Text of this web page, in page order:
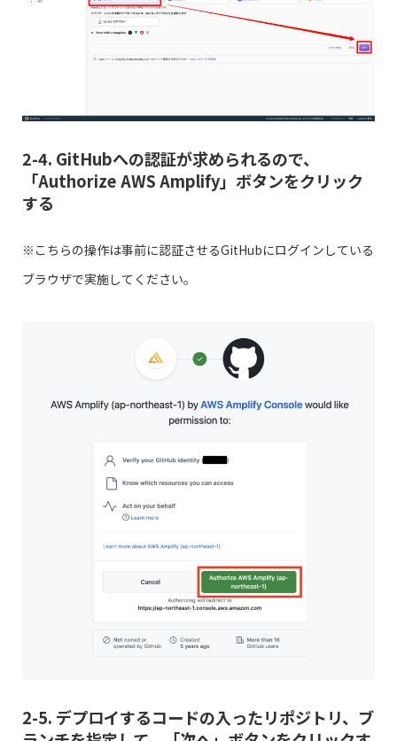
2-4. GitHubへの認証が求められるので、
「Authorize AWS Amplify」ボタンをクリック
する
※こちらの操作は事前に認証させるGitHubにログインしている
ブラウザで実施してください。
2-5. デプロイするコードの入ったリポジトリ、ブ